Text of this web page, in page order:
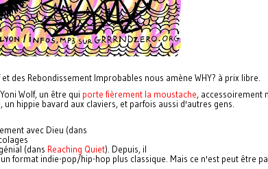
des Rebondissement Improbables nous amène WHY? à prix libre.
Wolf, un être qui porte fièrement la moustache, accessoirement
hippie bavard aux claviers, et parfois aussi d'autres gens.
avec Dieu (dans
(dans Reaching Quiet). Depuis, il
format indie-pop/hip-hop plus classique. Mais ce n'est peut être